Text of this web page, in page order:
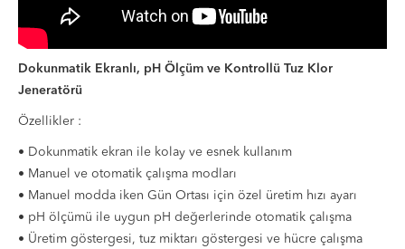
Dokunmatik Ekranlı, pH Ölçüm ve Kontrollü Tuz Klor
Jeneratörü
Özellikler :
• Dokunmatik ekran ile kolay ve esnek kullanım
• Manuel ve otomatik çalışma modları
• Manuel modda iken Gün Ortası için özel üretim hızı ayarı
• pH ölçümü ile uygun pH değerlerinde otomatik çalışma
• Üretim göstergesi, tuz miktarı göstergesi ve hücre çalışma